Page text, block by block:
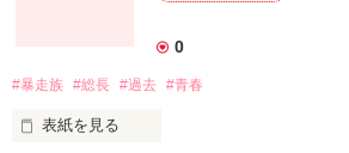
0
#暴走族 #総長 #過去 #青春
表紙を見る